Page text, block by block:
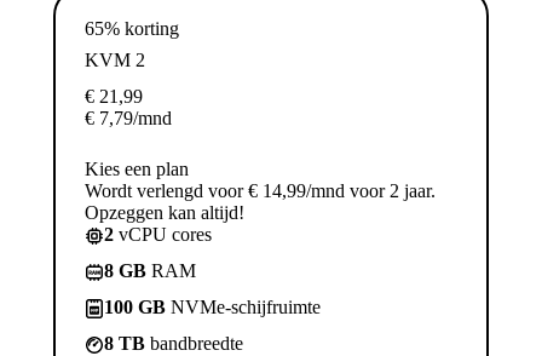
65% korting
KVM 2
€ 21,99
€ 7,79/mnd
Kies een plan
Wordt verlengd voor € 14,99/mnd voor 2 jaar.
Opzeggen kan altijd!
2 vCPU cores
8 GB RAM
100 GB NVMe-schijfruimte
8 TB bandbreedte